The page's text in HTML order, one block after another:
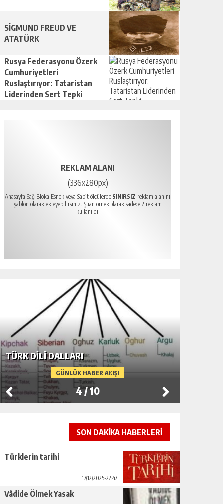
SİGMUND FREUD VE
ATATÜRK
Rusya Federasyonu Özerk
Cumhuriyetleri
Ruslaştırıyor: Tataristan
Liderinden Sert Tepki
REKLAM ALANI
(336x280px)
Anasayfa Sağ Bloka Esnek veya Sabit ölçülerde SINIRSIZ reklam alanını
şablon olarak ekleyebilirsiniz. Şuan örnek olarak sadece 2 reklam
kullanıldı.
GÜNLÜK HABER AKIŞI
TÜRK DİLİ DALLARI
4/10
SON DAKİKA HABERLERİ
Türklerin tarihi
17/12/2025-22:47
Vâdide Ölmek Yasak